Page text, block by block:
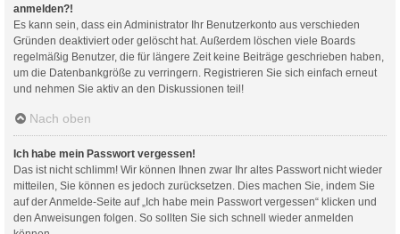
anmelden?!
Es kann sein, dass ein Administrator Ihr Benutzerkonto aus verschieden
Gründen deaktiviert oder gelöscht hat. Außerdem löschen viele Boards
regelmäßig Benutzer, die für längere Zeit keine Beiträge geschrieben haben,
um die Datenbankgröße zu verringern. Registrieren Sie sich einfach erneut
und nehmen Sie aktiv an den Diskussionen teil!
Nach oben
Ich habe mein Passwort vergessen!
Das ist nicht schlimm! Wir können Ihnen zwar Ihr altes Passwort nicht wieder
mitteilen, Sie können es jedoch zurücksetzen. Dies machen Sie, indem Sie
auf der Anmelde-Seite auf „Ich habe mein Passwort vergessen“ klicken und
den Anweisungen folgen. So sollten Sie sich schnell wieder anmelden